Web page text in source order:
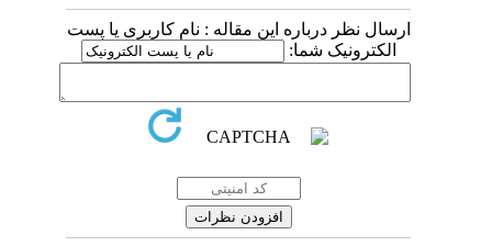
ارسال نظر درباره این مقاله : نام کاربری یا پست
الکترونیک شما: